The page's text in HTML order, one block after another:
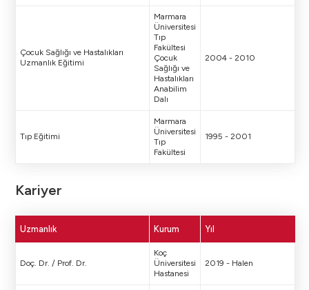
Çocuk Sağlığı ve Hastalıkları
Uzmanlık Eğitimi
Marmara
Üniversitesi
Tıp
Fakültesi
Çocuk
Sağlığı ve
Hastalıkları
Anabilim
Dalı
2004 - 2010
Tıp Eğitimi
Marmara
Üniversitesi
Tıp
Fakültesi
1995 - 2001
Kariyer
Uzmanlık Kurum Yıl
Doç. Dr. / Prof. Dr.
Koç
Üniversitesi
Hastanesi
2019 - Halen